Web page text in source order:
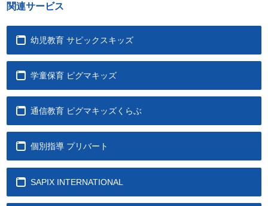
関連サービス
幼児教育 サピックスキッズ
学童保育 ピグマキッズ
通信教育 ピグマキッズくらぶ
個別指導 プリバート
SAPIX INTERNATIONAL